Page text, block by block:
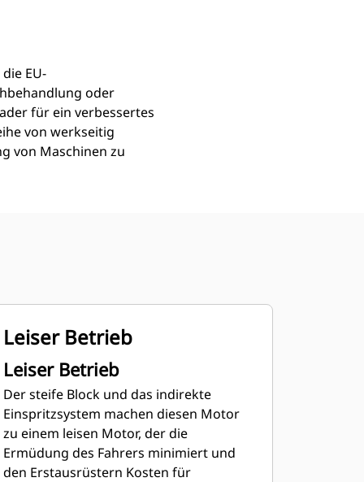
EU-
oder
für ein verbessertes
von werkseitig
von Maschinen zu
Leiser Betrieb
Leiser Betrieb
Der steife Block und das indirekte
Einspritzsystem machen diesen Motor
zu einem leisen Motor, der die
Ermüdung des Fahrers minimiert und
den Erstausrüstern Kosten für